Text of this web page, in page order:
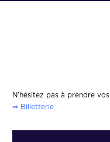
N’hésitez pas à prendre
⇒ Billetterie